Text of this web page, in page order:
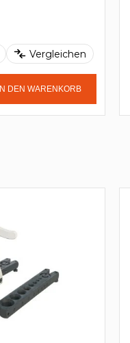
Vergleichen
IN DEN WARENKORB